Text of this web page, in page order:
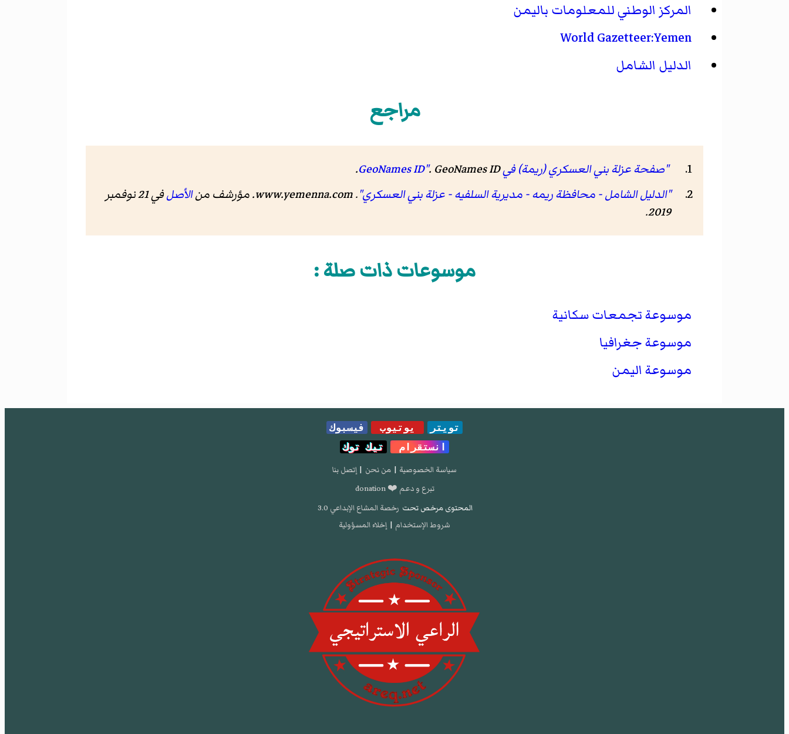
المركز الوطني للمعلومات باليمن
World Gazetteer:Yemen
الدليل الشامل
مراجع
"صفحة عزلة بني العسكري (ريمة) في GeoNames ID" . GeoNames ID
.
"الدليل الشامل - محافظة ريمه - مديرية السلفيه - عزلة بني العسكري".
www.yemenna.com. مؤرشف منالأصل
في 21 نوفمبر
2019
.
موسوعات ذات صلة :
موسوعة تجمعات سكانية
موسوعة جغرافيا
موسوعة اليمن
تويتر يوتيوب
فيسبوك
انستقرام
تيك توك
سياسة الخصوصية | من نحن | إتصل بنا
تبرع و دعم ❤️ donation
المحتوى مرخص تحت رخصة المشاع الإبداعي 3.0
شروط الإستخدام | إخلاء المسؤولية